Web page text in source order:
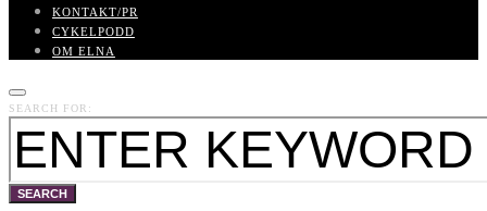
KONTAKT/PR
CYKELPODD
OM ELNA
SEARCH FOR:
SEARCH